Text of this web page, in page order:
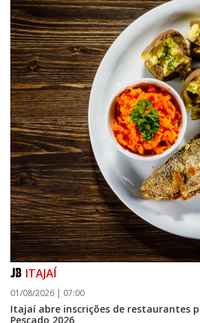
ITAJAÍ
01/08/2026 | 07:00
Itajaí abre inscrições de restaurantes
Pescado 2026